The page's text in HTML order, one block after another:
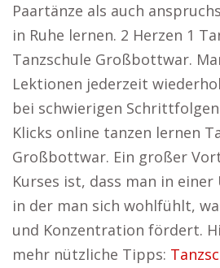
Paartänze als auch
in Ruhe lernen. 2 Herzen 1
Tanzschule Großbottwar.
Lektionen jederzeit
bei schwierigen
Klicks online tanzen lernen
Großbottwar. Ein großer
Kurses ist, dass man in
in der man sich wohlfühlt,
und Konzentration fördert.
mehr nützliche Tipps: